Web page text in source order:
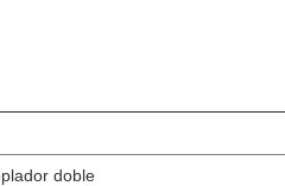
doble